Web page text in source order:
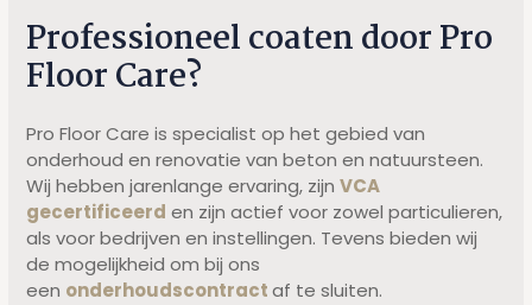
Professioneel coaten door Pro
Floor Care?
Pro Floor Care is specialist op het gebied van
onderhoud en renovatie van beton en natuursteen.
Wij hebben jarenlange ervaring, zijnVCA
gecertificeerd en zijn actief voor zowel particulieren,
als voor bedrijven en instellingen. Tevens bieden wij
de mogelijkheid om bij ons
een onderhoudscontract af te sluiten.